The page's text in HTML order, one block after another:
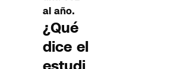
al año.
¿Qué
dice el